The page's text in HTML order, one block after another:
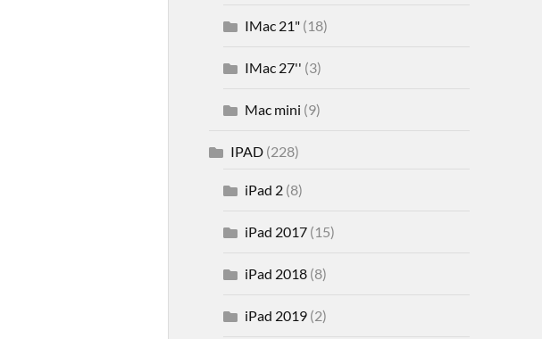
IMac 21"(18)
IMac 27'' (3)
Mac mini (9)
IPAD(228)
iPad 2(8)
iPad 2017(15)
iPad 2018(8)
iPad 2019(2)